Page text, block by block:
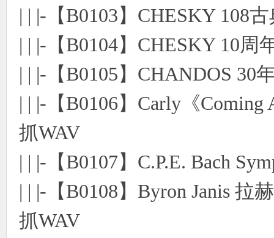
| | |-【B0103】CHESKY 108
| | |-【B0104】CHESKY 10周
| | |-【B0105】CHANDOS 30
| | |-【B0106】Carly《
抓WAV
| | |-【B0107】C.P.E. Bach
| | |-【B0108】Byron Janis
抓WAV